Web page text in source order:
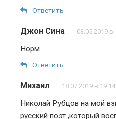
Ответить
Джон Сина 03.05.2019 в
Норм
Ответить
Михаил 18.07.2019 в 19:14
Николай Рубцов на мой
русский поэт ,который